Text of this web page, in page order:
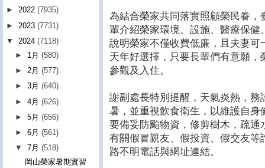
為結合榮家共同落實照顧榮民眷
輩介紹榮家環境、設施、醫療保
說明榮家不僅收費低廉，且夫妻
天年好選擇，只要長輩們有意願
參觀及入住。
謝副處長特別提醒，天氣炎熱，
暑，並重視飲食衛生，以維護自
要備妥防颱物資，修剪樹木，疏
有關假冒親友、假投資、假交友
路不明電話與網址連結。
► 2022 (7935)
► 2023 (7731)
▼ 2024 (7118)
► 1月(580)
►2月(577)
►3月(640)
►4月(626)
►5月(656)
►6月(561)
▼7月(518)
岡山榮家暑期實習